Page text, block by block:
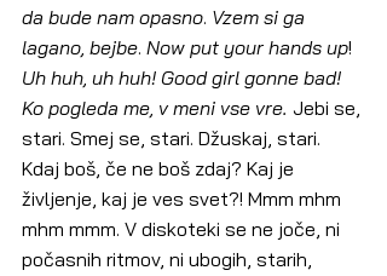
da bude nam opasno. Vzem si ga
lagano, bejbe. Now put your hands up!
Uh huh, uh huh! Good girl gonne bad!
Ko pogleda me, v meni vse vre. Jebi se,
stari. Smej se, stari. Džuskaj, stari.
Kdaj boš, če ne boš zdaj? Kaj je
življenje, kaj je ves svet?! Mmm mhm
mhm mmm. V diskoteki se ne joče, ni
počasnih ritmov, ni ubogih, starih,